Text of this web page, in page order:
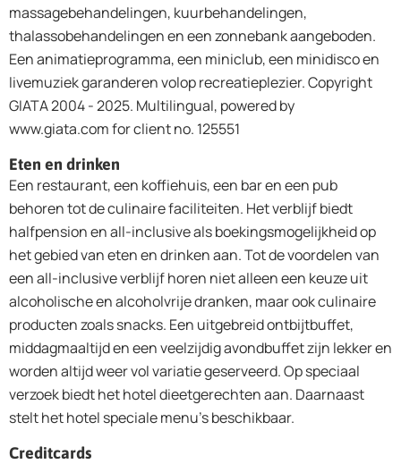
massagebehandelingen, kuurbehandelingen,
thalassobehandelingen en een zonnebank aangeboden.
Een animatieprogramma, een miniclub, een minidisco en
livemuziek garanderen volop recreatieplezier. Copyright
GIATA 2004 - 2025. Multilingual, powered by
www.giata.com for client no. 125551
Eten en drinken
Een restaurant, een koffiehuis, een bar en een pub
behoren tot de culinaire faciliteiten. Het verblijf biedt
halfpension en all-inclusive als boekingsmogelijkheid op
het gebied van eten en drinken aan. Tot de voordelen van
een all-inclusive verblijf horen niet alleen een keuze uit
alcoholische en alcoholvrije dranken, maar ook culinaire
producten zoals snacks. Een uitgebreid ontbijtbuffet,
middagmaaltijd en een veelzijdig avondbuffet zijn lekker en
worden altijd weer vol variatie geserveerd. Op speciaal
verzoek biedt het hotel dieetgerechten aan. Daarnaast
stelt het hotel speciale menu's beschikbaar.
Creditcards